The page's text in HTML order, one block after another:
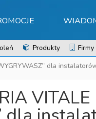
Produkty Firmy
dla
VITALE